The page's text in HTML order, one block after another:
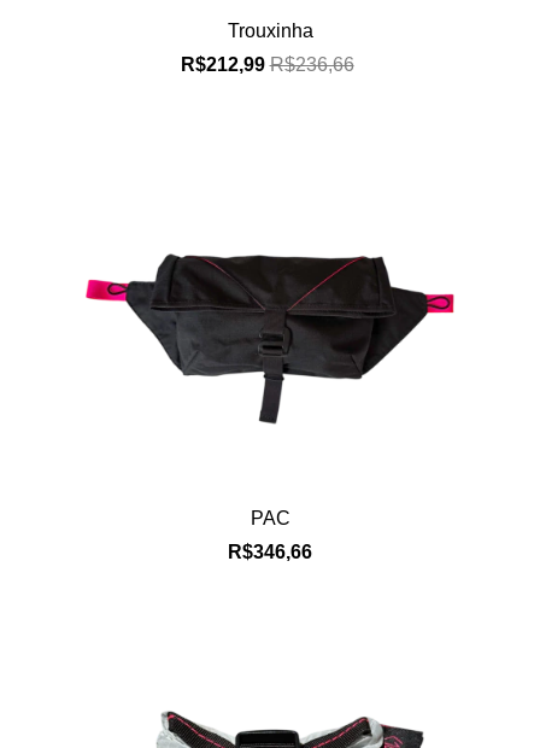
Trouxinha
R$212,99R$236,66
PAC
R$346,66